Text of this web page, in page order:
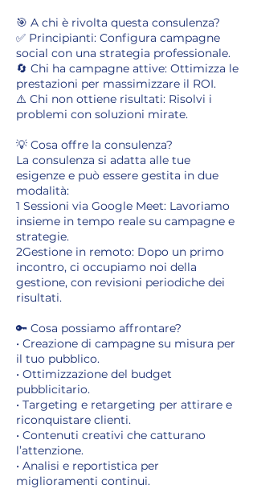
🎯 A chi è rivolta questa consulenza?
✅ Principianti: Configura campagne
social con una strategia professionale.
🔄 Chi ha campagne attive: Ottimizza le
prestazioni per massimizzare il ROI.
⚠️ Chi non ottiene risultati: Risolvi i
problemi con soluzioni mirate.
💡 Cosa offre la consulenza?
La consulenza si adatta alle tue
esigenze e può essere gestita in due
modalità:
1️ Sessioni via Google Meet: Lavoriamo
insieme in tempo reale su campagne e
strategie.
2️Gestione in remoto: Dopo un primo
incontro, ci occupiamo noi della
gestione, con revisioni periodiche dei
risultati.
🔑 Cosa possiamo affrontare?
• Creazione di campagne su misura per
il tuo pubblico.
• Ottimizzazione del budget
pubblicitario.
• Targeting e retargeting per attirare e
riconquistare clienti.
• Contenuti creativi che catturano
l’attenzione.
• Analisi e reportistica per
miglioramenti continui.